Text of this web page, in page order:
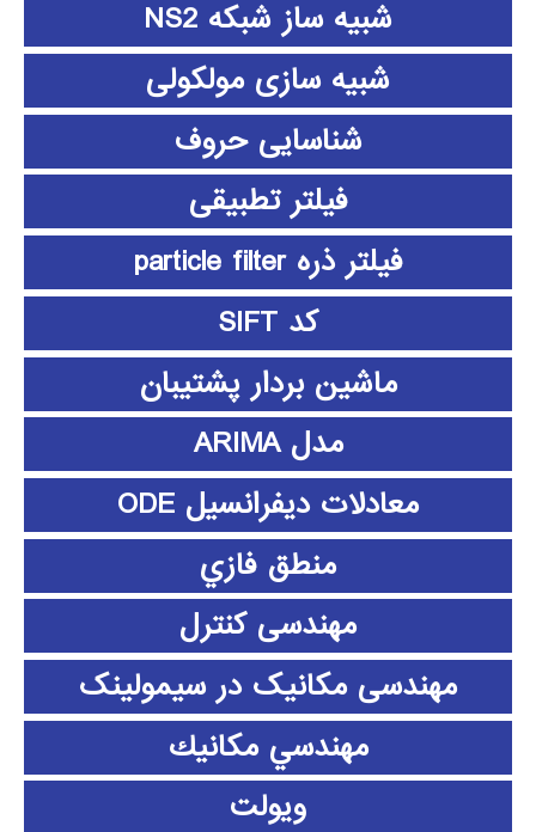
شبیه ساز شبکه NS2
شبیه سازی مولکولی
شناسایی حروف
فیلتر تطبیقی
فیلتر ذره particle filter
کد SIFT
ماشین بردار پشتیبان
مدل ARIMA
معادلات دیفرانسیل ODE
منطق فازي
مهندسی کنترل
مهندسی مکانیک در سیمولینک
مهندسي مكانيك
ویولت